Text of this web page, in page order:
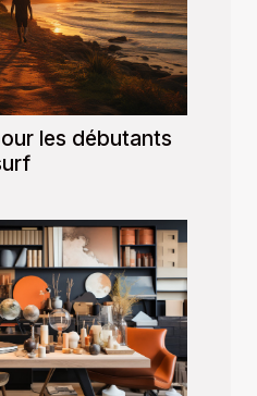
les débutants